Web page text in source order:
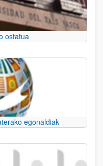
ostatua
egonaldiak